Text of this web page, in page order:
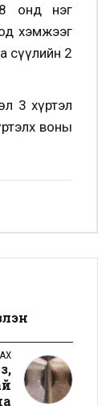
онд нэг
хэмжээг
сүүлийн 2
3 хүртэл
воны